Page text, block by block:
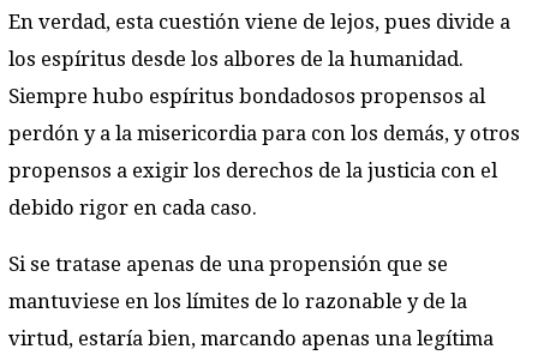
En verdad, esta cuestión viene de lejos, pues divide a
los espíritus desde los albores de la humanidad.
Siempre hubo espíritus bondadosos propensos al
perdón y a la misericordia para con los demás, y otros
propensos a exigir los derechos de la justicia con el
debido rigor en cada caso.
Si se tratase apenas de una propensión que se
mantuviese en los límites de lo razonable y de la
virtud, estaría bien, marcando apenas una legítima